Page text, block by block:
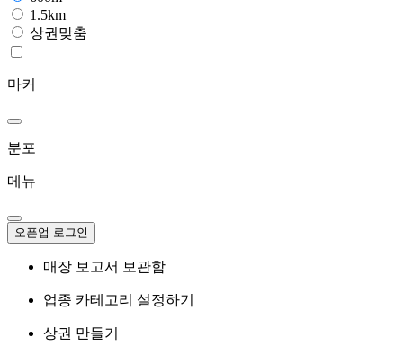
1.5km
상권맞춤
마커
분포
메뉴
오픈업 로그인
매장 보고서 보관함
업종 카테고리 설정하기
상권 만들기